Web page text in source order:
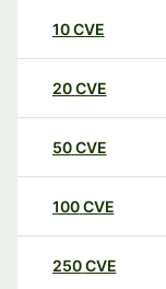
10CVE
20CVE
50CVE
100CVE
250CVE